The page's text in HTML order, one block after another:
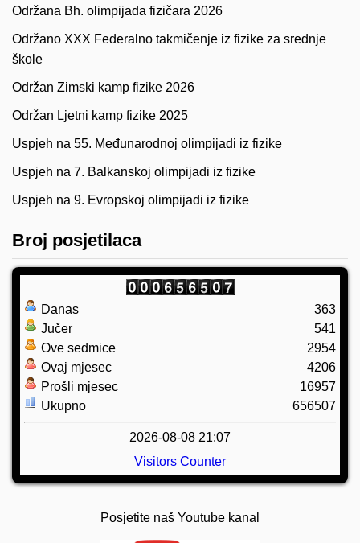
Održana Bh. olimpijada fizičara 2026
Održano XXX Federalno takmičenje iz fizike za srednje
škole
Održan Zimski kamp fizike 2026
Održan Ljetni kamp fizike 2025
Uspjeh na 55. Međunarodnoj olimpijadi iz fizike
Uspjeh na 7. Balkanskoj olimpijadi iz fizike
Uspjeh na 9. Evropskoj olimpijadi iz fizike
Broj posjetilaca
Danas
Jučer
Ove sedmice
Ovaj mjesec
Prošli mjesec
Ukupno
363
541
2954
4206
16957
656507
2026-08-08 21:07
Visitors Counter
Posjetite naš Youtube kanal